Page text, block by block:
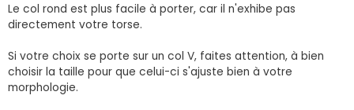
Le col rond est plus facile à porter, car il n'exhibe pas
directement votre torse.
Si votre choix se porte sur un col V, faites attention, à bien
choisir la taille pour que celui-ci s'ajuste bien à votre
morphologie.